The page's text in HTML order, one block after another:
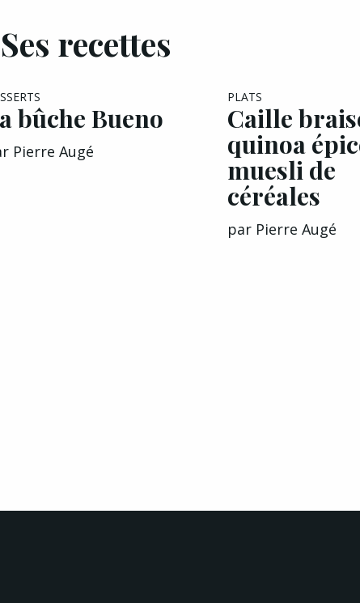
Ses recettes
bûche Bueno
Pierre Augé
PLATS
Caille
quinoa
muesli de
céréales
par Pierre Augé